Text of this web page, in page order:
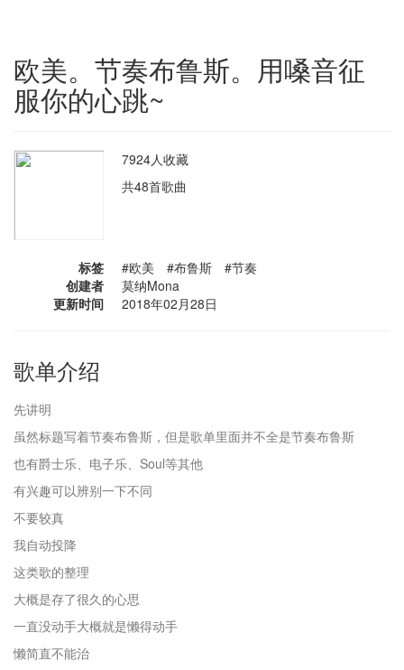
欧美。节奏布鲁斯。用嗓音征
服你的心跳~
7924人收藏
共48首歌曲
标签
#欧美 #布鲁斯 #节奏
创建者
莫纳Mona
更新时间
2018年02月28日
歌单介绍
先讲明
虽然标题写着节奏布鲁斯，但是歌单里面并不全是节奏布鲁斯
也有爵士乐、电子乐、Soul等其他
有兴趣可以辨别一下不同
不要较真
我自动投降
这类歌的整理
大概是存了很久的心思
一直没动手大概就是懒得动手
懒简直不能治